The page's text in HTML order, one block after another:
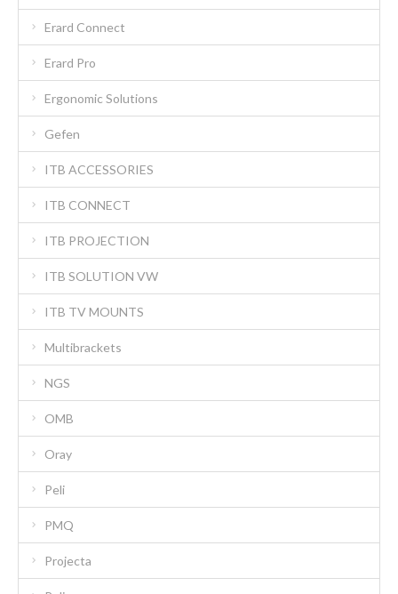
Erard Connect
Erard Pro
Ergonomic Solutions
Gefen
ITB ACCESSORIES
ITB CONNECT
ITB PROJECTION
ITB SOLUTION VW
ITB TV MOUNTS
Multibrackets
NGS
OMB
Oray
Peli
PMQ
Projecta